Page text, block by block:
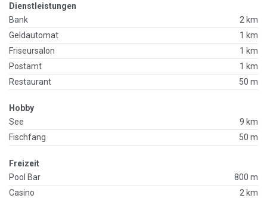
Dienstleistungen
Bank
2 km
Geldautomat
1 km
Friseursalon
1 km
Postamt
1 km
Restaurant
50 m
Hobby
See
9 km
Fischfang
50 m
Freizeit
Pool Bar
800 m
Casino
2 km